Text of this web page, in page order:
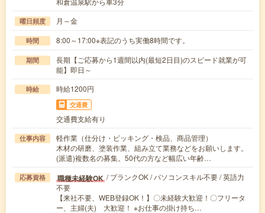
曜日頻度 月～金
時間 8:00～17:00※表記のうち実働8時間です。
期間
長期【ご応募から1週間以内(最短2日目)のスピード就業が可
能】即日～
時給 時給1200円
交通費
交通費支給有り
仕事内容
軽作業（仕分け・ピッキング・検品、商品管理）
木材の研磨、塗装作業、組み立て業務などをお願いします。
(派遣)複数名の募集。50代の方など幅広い年齢…
応募資格 職種未経験OK / ブランクOK / パソコンスキル不要 / 英語力
不要
【来社不要、WEB登録OK！】〇未経験大歓迎！〇フリータ
ー、主婦(夫) 大歓迎！ ※お仕事の掛け持ち…